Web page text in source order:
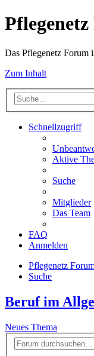
Das Pflegenetz Forum
Zum Inhalt
Schnellzugriff
Aktive
Suche
Mitglieder
Das Team
FAQ
Anmelden
Pflegenetz
Suche
Beruf im
Neues Thema